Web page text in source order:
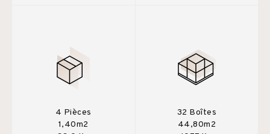
4 Pièces
1,40m2
32 Boîtes
44,80m2